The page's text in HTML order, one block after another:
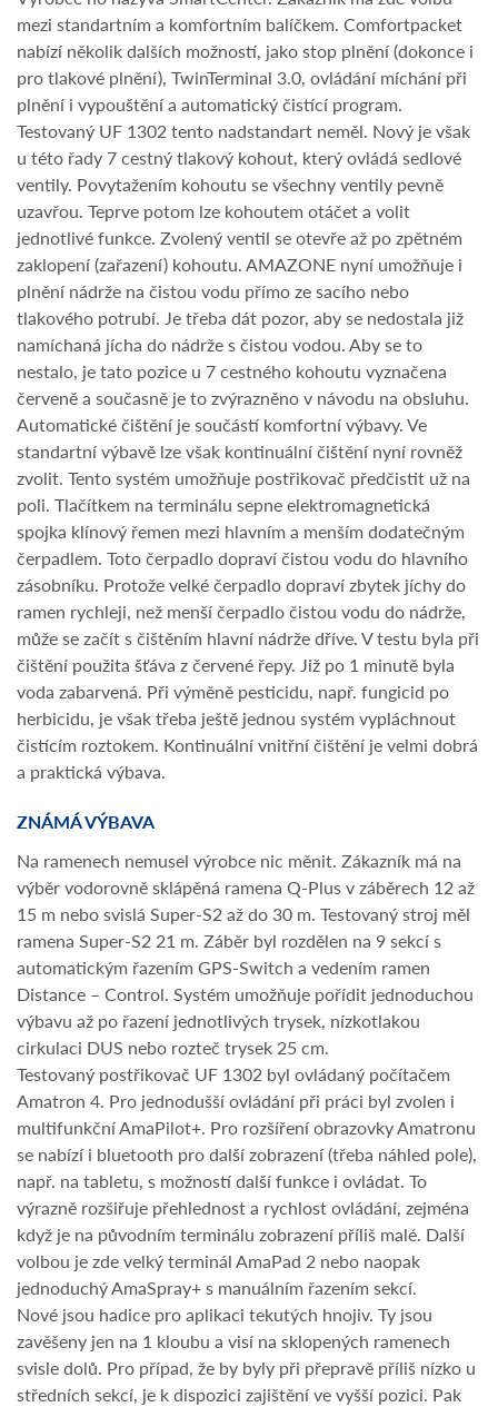
mezi standartním a komfortním balíčkem. Comfortpacket
nabízí několik dalších možností, jako stop plnění (dokonce i
pro tlakové plnění), TwinTerminal 3.0, ovládání míchání při
plnění i vypouštění a automatický čistící program.
Testovaný UF 1302 tento nadstandart neměl. Nový je však
u této řady 7 cestný tlakový kohout, který ovládá sedlové
ventily. Povytažením kohoutu se všechny ventily pevně
uzavřou. Teprve potom lze kohoutem otáčet a volit
jednotlivé funkce. Zvolený ventil se otevře až po zpětném
zaklopení (zařazení) kohoutu. AMAZONE nyní umožňuje i
plnění nádrže na čistou vodu přímo ze sacího nebo
tlakového potrubí. Je třeba dát pozor, aby se nedostala již
namíchaná jícha do nádrže s čistou vodou. Aby se to
nestalo, je tato pozice u 7 cestného kohoutu vyznačena
červeně a současně je to zvýrazněno v návodu na obsluhu.
Automatické čištění je součástí komfortní výbavy. Ve
standartní výbavě lze však kontinuální čištění nyní rovněž
zvolit. Tento systém umožňuje postřikovač předčistit už na
poli. Tlačítkem na terminálu sepne elektromagnetická
spojka klínový řemen mezi hlavním a menším dodatečným
čerpadlem. Toto čerpadlo dopraví čistou vodu do hlavního
zásobníku. Protože velké čerpadlo dopraví zbytek jíchy do
ramen rychleji, než menší čerpadlo čistou vodu do nádrže,
může se začít s čištěním hlavní nádrže dříve. V testu byla při
čištění použita šťáva z červené řepy. Již po 1 minutě byla
voda zabarvená. Při výměně pesticidu, např. fungicid po
herbicidu, je však třeba ještě jednou systém vypláchnout
čistícím roztokem. Kontinuální vnitřní čištění je velmi dobrá
a praktická výbava.
ZNÁMÁ VÝBAVA
Na ramenech nemusel výrobce nic měnit. Zákazník má na
výběr vodorovně sklápěná ramena Q-Plus v záběrech 12 až
15 m nebo svislá Super-S2 až do 30 m. Testovaný stroj měl
ramena Super-S2 21 m. Záběr byl rozdělen na 9 sekcí s
automatickým řazením GPS-Switch a vedením ramen
Distance – Control. Systém umožňuje pořídit jednoduchou
výbavu až po řazení jednotlivých trysek, nízkotlakou
cirkulaci DUS nebo rozteč trysek 25 cm.
Testovaný postřikovač UF 1302 byl ovládaný počítačem
Amatron 4. Pro jednodušší ovládání při práci byl zvolen i
multifunkční AmaPilot+. Pro rozšíření obrazovky Amatronu
se nabízí i bluetooth pro další zobrazení (třeba náhled pole),
např. na tabletu, s možností další funkce i ovládat. To
výrazně rozšiřuje přehlednost a rychlost ovládání, zejména
když je na původním terminálu zobrazení příliš malé. Další
volbou je zde velký terminál AmaPad 2 nebo naopak
jednoduchý AmaSpray+ s manuálním řazením sekcí.
Nové jsou hadice pro aplikaci tekutých hnojiv. Ty jsou
zavěšeny jen na 1 kloubu a visí na sklopených ramenech
svisle dolů. Pro případ, že by byly při přepravě příliš nízko u
středních sekcí, je k dispozici zajištění ve vyšší pozici. Pak